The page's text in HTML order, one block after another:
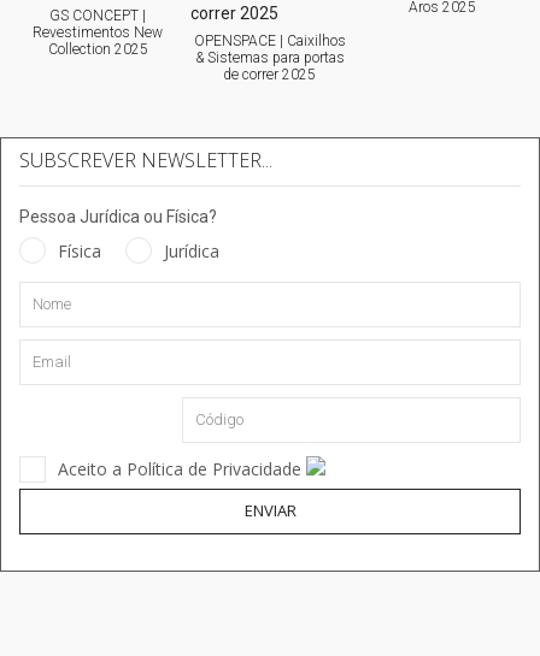
GS CONCEPT |
Revestimentos New
Collection 2025
OPENSPACE | Caixilhos
& Sistemas para portas
de correr 2025
Aros 2025
SUBSCREVER NEWSLETTER...
Pessoa Jurídica ou Física?
Física Jurídica
Aceito a Política de Privacidade
ENVIAR